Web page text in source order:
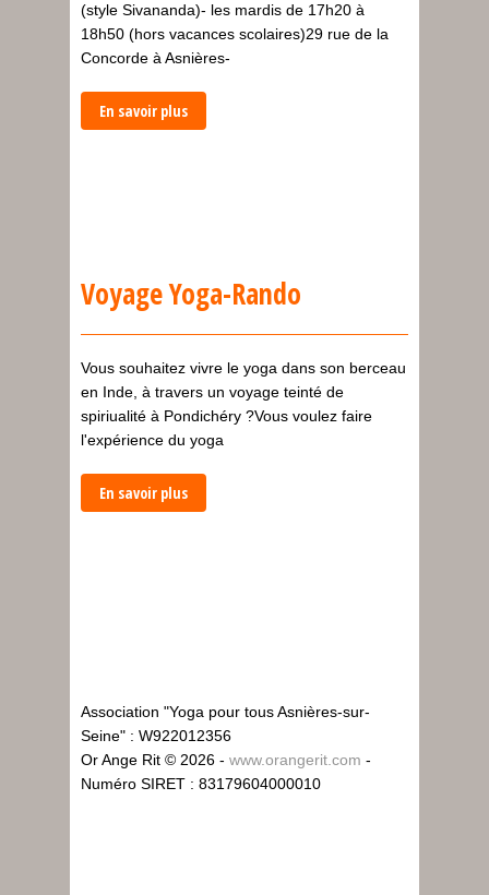
(style Sivananda)- les mardis de 17h20 à
18h50 (hors vacances scolaires)29 rue de la
Concorde à Asnières-
En savoir plus
Voyage Yoga-Rando
Vous souhaitez vivre le yoga dans son berceau
en Inde, à travers un voyage teinté de
spiriualité à Pondichéry ?Vous voulez faire
l'expérience du yoga
En savoir plus
Association "Yoga pour tous Asnières-sur-
Seine" : W922012356
Or Ange Rit © 2026 - www.orangerit.com -
Numéro SIRET : 83179604000010